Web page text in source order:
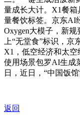
量成长大计。X1餐
量餐饮标签。京东AI
Oxygen大模子，新
上“无堂食”标识，
X1，低空经济和太
使用场景包罗AI生成
日，近日，“中国饭
返回